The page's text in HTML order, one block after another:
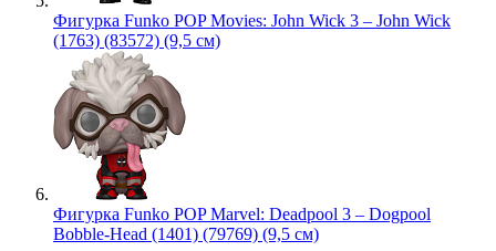
Фигурка Funko POP Movies: John Wick 3 – John Wick
(1763) (83572) (9,5 см)
Фигурка Funko POP Marvel: Deadpool 3 – Dogpool
Bobble-Head (1401) (79769) (9,5 см)